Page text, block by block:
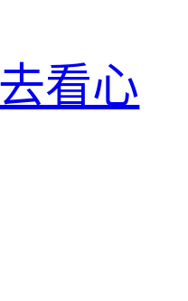
看心